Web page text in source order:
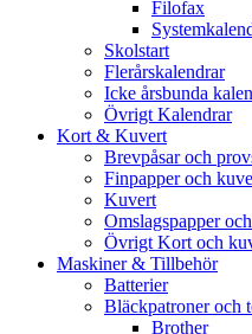
Filofax
Skolstart
Flerårskalendrar
Icke årsbunda
Övrigt Kalendrar
Kort & Kuvert
Brevpåsar och
Finpapper och
Kuvert
Omslagspapper
Övrigt Kort och
Maskiner & Tillbehör
Batterier
Bläckpatroner och
Brother